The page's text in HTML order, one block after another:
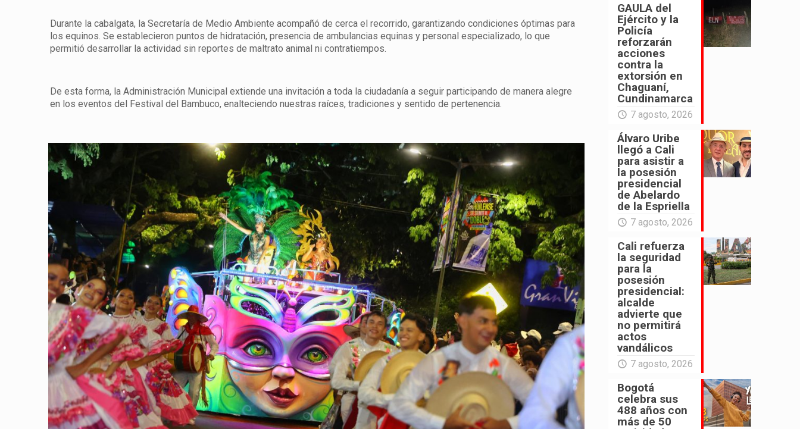
Durante la cabalgata, la Secretaría de Medio Ambiente acompañó de cerca el recorrido, garantizando condiciones óptimas para
los equinos. Se establecieron puntos de hidratación, presencia de ambulancias equinas y personal especializado, lo que
permitió desarrollar la actividad sin reportes de maltrato animal ni contratiempos.
De esta forma, la Administración Municipal extiende una invitación a toda la ciudadanía a seguir participando de manera alegre
en los eventos del Festival del Bambuco, enalteciendo nuestras raíces, tradiciones y sentido de pertenencia.
GAULA del
Ejército y la
Policía
reforzarán
acciones
contra la
extorsión en
Chaguaní,
Cundinamarca
7 agosto, 2026
Álvaro Uribe
llegó a Cali
para asistir a
la posesión
presidencial
de Abelardo
de la Espriella
7 agosto, 2026
Cali refuerza
la seguridad
para la
posesión
presidencial:
alcalde
advierte que
no permitirá
actos
vandálicos
7 agosto, 2026
Bogotá
celebra sus
488 años con
más de 50